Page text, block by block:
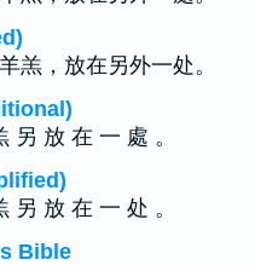
羔，放在另外一处。
另 放 在 一 處 。
另 放 在 一 处 。
Bible